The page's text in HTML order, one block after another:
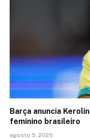
Barça anuncia
feminino brasileiro
agosto 5, 2026